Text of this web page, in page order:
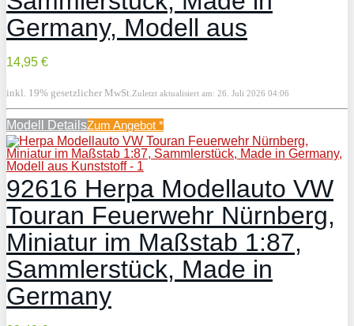
Germany, Modell aus
14,95 €
inkl. 19% gesetzlicher MwSt. Zuletzt aktualisiert am: 26. Juli 2026 04:06
Modell DetailsZum Angebot *
92616 Herpa Modellauto VW
Touran Feuerwehr Nürnberg,
Miniatur im Maßstab 1:87,
Sammlerstück, Made in
Germany